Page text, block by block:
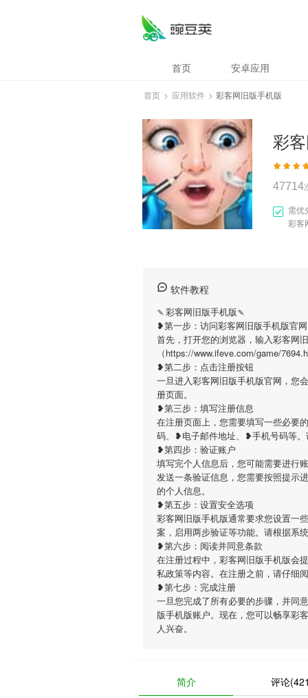
首页 安卓应用
首页 > 应用软件 > 彩客网旧版手机版
彩
47714
需优
彩客
软件教程
🍡彩客网旧版手机版🍡
❥第一步：访问彩客网旧版手机版官网
首先，打开您的浏览器，输入彩客网
（https://www.ifeve.com/game/
❥第二步：点击注册按钮
一旦进入彩客网旧版手机版官网，您
册页面。
❥第三步：填写注册信息
在注册页面上，您需要填写一些必要
码、❥电子邮件地址、❥手机号码等。
❥第四步：验证账户
填写完个人信息后，您可能需要进行
发送一条验证信息，您需要按照提示
的个人信息。
❥第五步：设置安全选项
彩客网旧版手机版通常要求您设置一
案，启用两步验证等功能。请根据系
❥第六步：阅读并同意条款
在注册过程中，彩客网旧版手机版会
私政策等内容。在注册之前，请仔细
❥第七步：完成注册
一旦您完成了所有必要的步骤，并同
版手机版账户。现在，您可以畅享彩
人兴奋。
简介 评论